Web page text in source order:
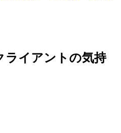
ライアントの気持